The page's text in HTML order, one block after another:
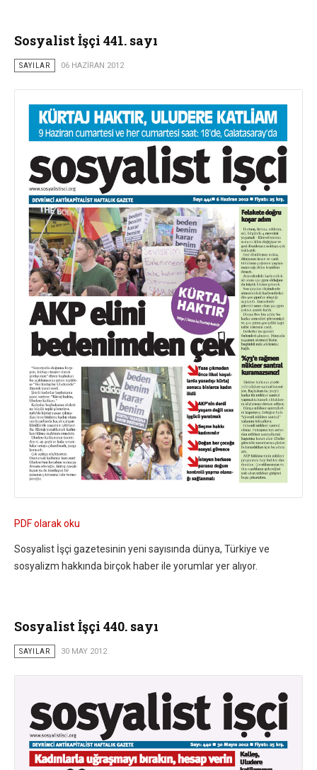
Sosyalist İşçi 441. sayı
SAYILAR 06 HAZIRAN 2012
PDF olarak oku
Sosyalist İşçi gazetesinin yeni sayısında dünya, Türkiye ve
sosyalizm hakkında birçok haber ile yorumlar yer alıyor.
Sosyalist İşçi 440. sayı
SAYILAR 30 MAY 2012